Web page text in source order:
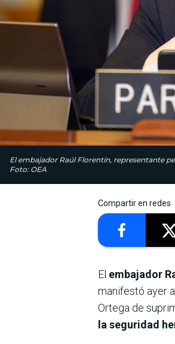
El embajador Raúl Florentín, representante
Foto: OEA
Compartir en redes
El embajador
manifestó ayer
Ortega de
la seguridad